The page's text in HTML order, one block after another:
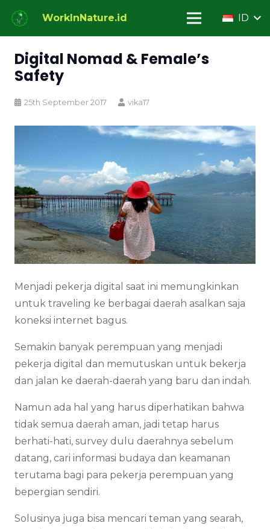
WorkInNature.id ID
Digital Nomad & Female’s
Safety
25th September 2017 vika17
Menjadi pekerja digital saat ini memungkinkan
untuk traveling ke berbagai daerah asalkan saja
koneksi internet bagus.
Semakin banyak perempuan yang menjadi
pekerja digital dan memutuskan untuk bekerja
dan jalan ke daerah-daerah yang baru dan indah.
Namun ada hal yang harus diperhatikan bahwa
tidak semua daerah aman, jadi tetap harus
berhati-hati, survey dulu daerahnya sebelum
datang, cari informasi budaya dan keamanan
terutama bagi para pekerja perempuan yang
bepergian sendiri.
Solusinya juga bisa mencari teman yang searah,